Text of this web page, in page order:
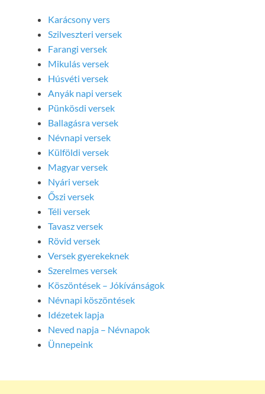
Karácsony vers
Szilveszteri versek
Farangi versek
Mikulás versek
Húsvéti versek
Anyák napi versek
Pünkösdi versek
Ballagásra versek
Névnapi versek
Külföldi versek
Magyar versek
Nyári versek
Őszi versek
Téli versek
Tavasz versek
Rövid versek
Versek gyerekeknek
Szerelmes versek
Köszöntések – Jókívánságok
Névnapi köszöntések
Idézetek lapja
Neved napja – Névnapok
Ünnepeink